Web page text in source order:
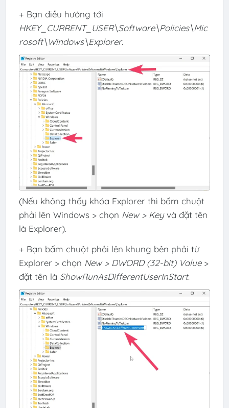
+ Bạn điều hướng tới
HKEY_CURRENT_USER\Software\Policies\Mic
rosoft\Windows\Explorer.
(Nếu không thấy khóa Explorer thì bấm chuột
phải lên Windows > chọn New > Keyvà đặt tên
là Explorer).
+ Bạn bấm chuột phải lên khung bên phải từ
Explorer > chọn New > DWORD (32-bit) Value>
đặt tên là ShowRunAsDifferentUserInStart.